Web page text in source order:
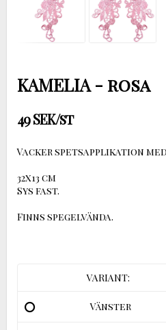
KAMELIA - rosa
49 SEK/st
Vacker spetsapplikation med
32x13 cm
Sys fast.
Finns spegelvända.
VARIANT:
Vänster